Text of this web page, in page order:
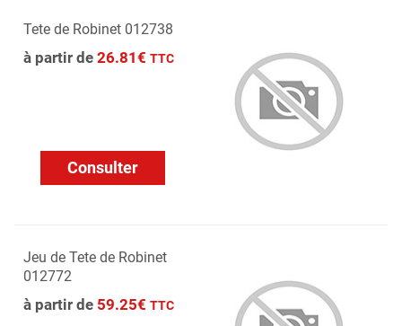
Tete de Robinet 012738
à partir de 26.81€ TTC
Consulter
Jeu de Tete de Robinet
012772
à partir de 59.25€ TTC